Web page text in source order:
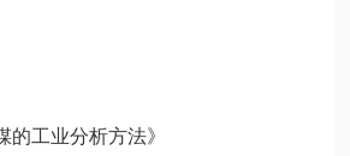
的工业分析方法》